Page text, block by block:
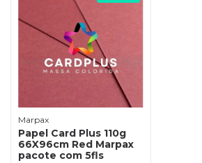
Marpax
Papel Card Plus 110g
66X96cm Red Marpax
pacote com 5fls